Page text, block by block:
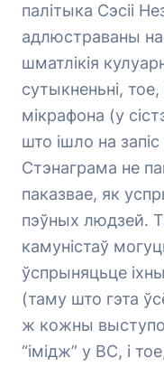
палітыка Сэсіі
адлюстраваны
шматлікія
сутыкненьні,
мікрафона (у
што ішло на
Стэнаграма не
паказвае, як
пэўных людзей.
камуністаў
ўспрыняцьце
(таму што гэта
ж кожны
“імідж” у ВС, і